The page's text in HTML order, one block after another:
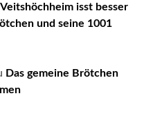
isst besser
und seine 1001
Das gemeine Brötchen